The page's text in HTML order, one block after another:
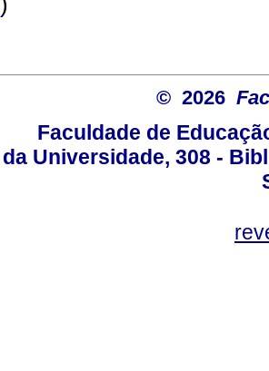
© 2026
Faculdade de
da Universidade, 308 -